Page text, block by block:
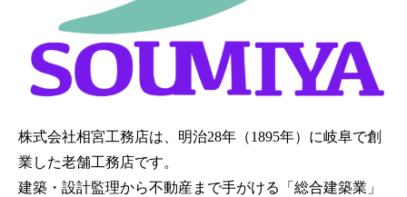
株式会社相宮工務店は、 明治28年（1895年）に岐阜で創
業した老舗工務店です。
建築・設計監理から不動産まで手がける「総合建築業」